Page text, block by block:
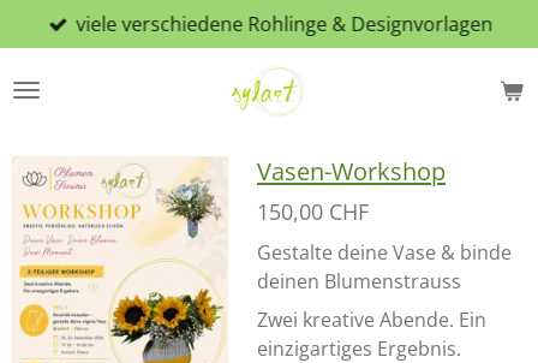
Zum
Hauptinhalt
springen
viele verschiedene Rohlinge & Designvorlagen
Vasen-Workshop
150,00 CHF
Gestalte deine Vase & binde
deinen Blumenstrauss
Zwei kreative Abende. Ein
einzigartiges Ergebnis.